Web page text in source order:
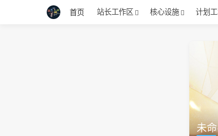
首页 站长工作区 核心设施 计划
未